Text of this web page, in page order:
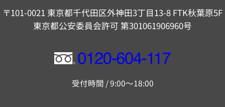
〒101-0021 東京都千代田区外神田3丁目13-8 FTK秋葉原5F
東京都公安委員会許可 第301061906960号
フ
ー
受付時間 / 9:00～18:00